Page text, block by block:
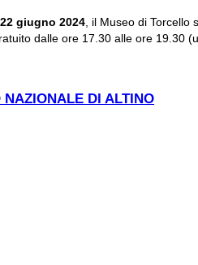
giugno 2024 , il Museo di Torcello
dalle ore 17.30 alle ore 19.30
DI ALTINO